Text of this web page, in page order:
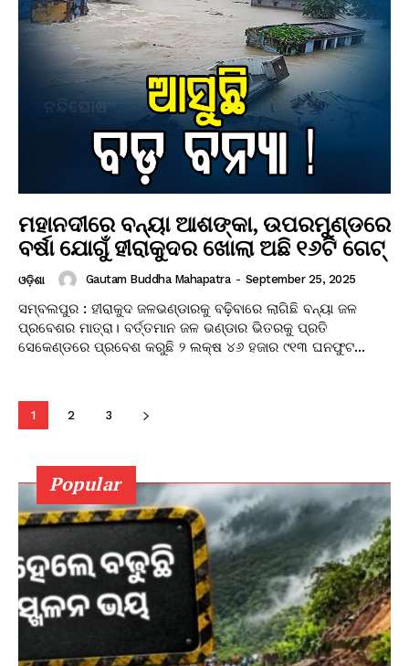
ମହାନଦୀରେ ବନ୍ୟା ଆଶଙ୍କା, ଉପରମୁଣ୍ଡରେ
ବର୍ଷା ଯୋଗୁଁ ହୀରାକୁଦର ଖୋଲା ଅଛି ୧୬ଟି ଗେଟ୍
ଓଡ଼ିଶା Gautam Buddha Mahapatra - September 25, 2025
ସମ୍ବଲପୁର : ହୀରାକୁଦ ଜଳଭଣ୍ଡାରକୁ ବଢ଼ିବାରେ ଲାଗିଛି ବନ୍ୟା ଜଳ
ପ୍ରବେଶର ମାତ୍ରା। ବର୍ତ୍ତମାନ ଜଳ ଭଣ୍ଡାର ଭିତରକୁ ପ୍ରତି
ସେକେଣ୍ଡରେ ପ୍ରବେଶ କରୁଛି ୨ ଲକ୍ଷ ୪୬ ହଜାର ୯୧୩ ଘନଫୁଟ...
1 2 3
Popular